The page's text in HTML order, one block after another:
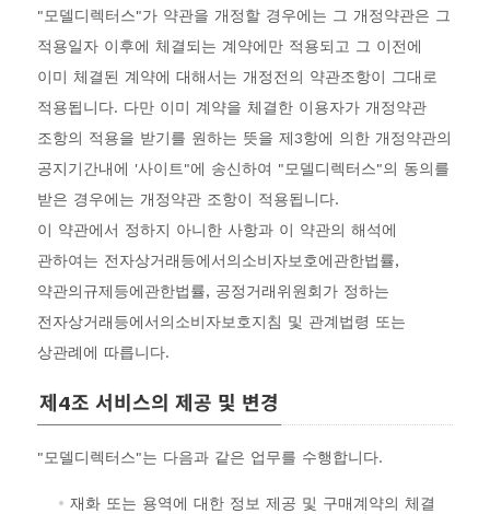
"모델디렉터스"가 약관을 개정할 경우에는 그 개정약관은 그
적용일자 이후에 체결되는 계약에만 적용되고 그 이전에
이미 체결된 계약에 대해서는 개정전의 약관조항이 그대로
적용됩니다. 다만 이미 계약을 체결한 이용자가 개정약관
조항의 적용을 받기를 원하는 뜻을 제3항에 의한 개정약관의
공지기간내에 '사이트"에 송신하여 "모델디렉터스"의 동의를
받은 경우에는 개정약관 조항이 적용됩니다.
이 약관에서 정하지 아니한 사항과 이 약관의 해석에
관하여는 전자상거래등에서의소비자보호에관한법률,
약관의규제등에관한법률, 공정거래위원회가 정하는
전자상거래등에서의소비자보호지침 및 관계법령 또는
상관례에 따릅니다.
제4조 서비스의 제공 및 변경
"모델디렉터스"는 다음과 같은 업무를 수행합니다.
재화 또는 용역에 대한 정보 제공 및 구매계약의 체결